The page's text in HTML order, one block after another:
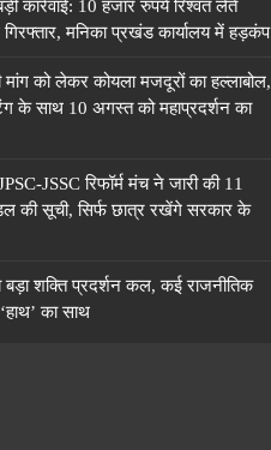
कार्रवाई: 10 हजार रुपये रिश्वत लेते
मनिका प्रखंड कार्यालय में हड़कंप
को लेकर कोयला मजदूरों का हल्लाबोल,
के साथ 10 अगस्त को महाप्रदर्शन का
JSSC रिफॉर्म मंच ने जारी की 11
की सूची, सिर्फ छात्र रखेंगे सरकार के
शक्ति प्रदर्शन कल, कई राजनीतिक
का साथ